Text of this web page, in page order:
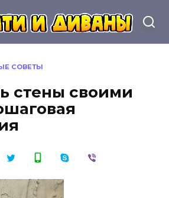
СОВЕТЫ
стены своими